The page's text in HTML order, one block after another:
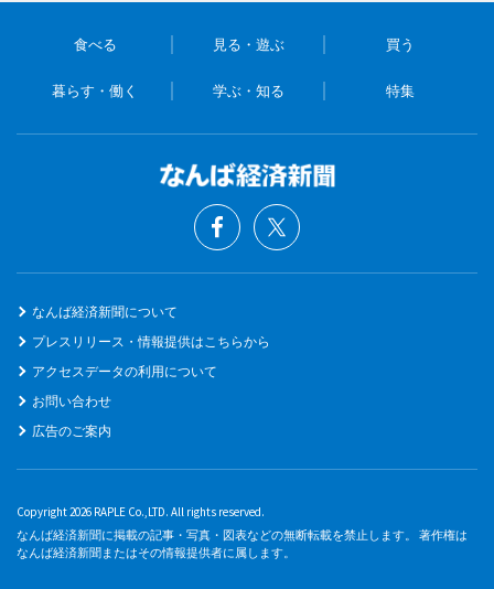
食べる 見る・遊ぶ 買う
暮らす・働く 学ぶ・知る 特集
なんば経済新聞について
プレスリリース・情報提供はこちらから
アクセスデータの利用について
お問い合わせ
広告のご案内
Copyright 2026 RAPLE Co.,LTD. All rights reserved.
なんば経済新聞に掲載の記事・写真・図表などの無断転載を禁止します。 著作権は
なんば経済新聞またはその情報提供者に属します。